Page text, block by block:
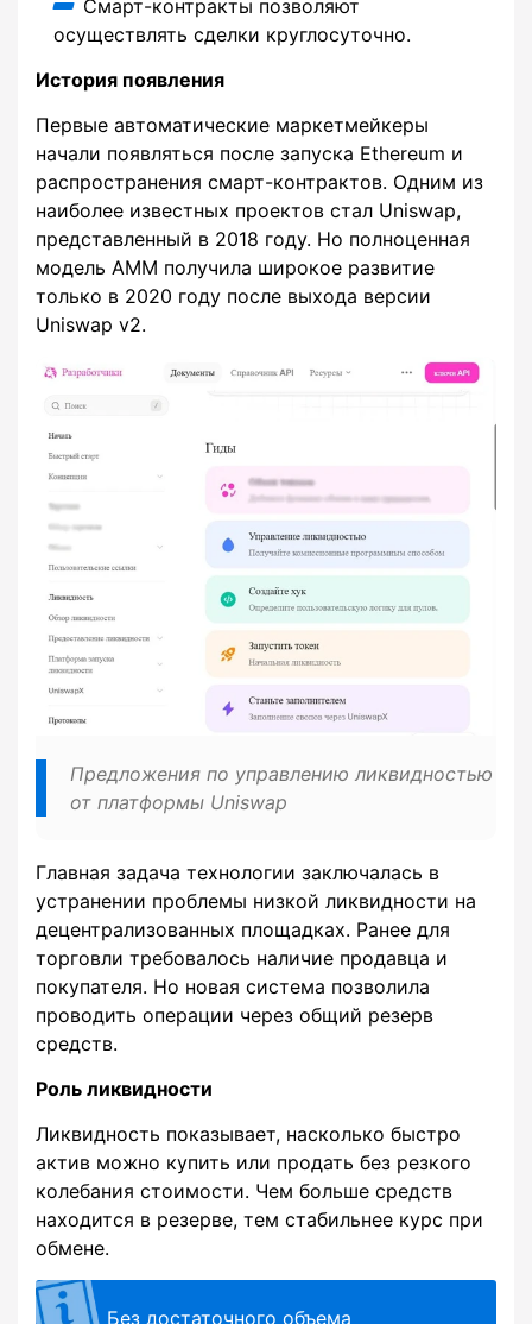
Смарт-контракты позволяют
осуществлять сделки круглосуточно.
История появления
Первые автоматические маркетмейкеры
начали появляться после запуска Ethereum и
распространения смарт-контрактов. Одним из
наиболее известных проектов стал Uniswap,
представленный в 2018 году. Но полноценная
модель AMM получила широкое развитие
только в 2020 году после выхода версии
Uniswap v2.
Предложения по управлению ликвидностью
от платформы Uniswap
Главная задача технологии заключалась в
устранении проблемы низкой ликвидности на
децентрализованных площадках. Ранее для
торговли требовалось наличие продавца и
покупателя. Но новая система позволила
проводить операции через общий резерв
средств.
Роль ликвидности
Ликвидность показывает, насколько быстро
актив можно купить или продать без резкого
колебания стоимости. Чем больше средств
находится в резерве, тем стабильнее курс при
обмене.
Без достаточного объема